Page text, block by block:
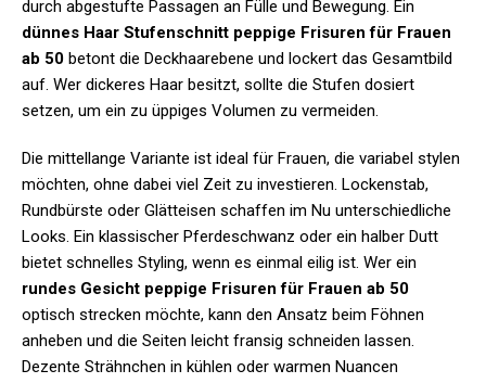
durch abgestufte Passagen an Fülle und Bewegung. Ein
dünnes Haar Stufenschnitt peppige Frisuren für Frauen
ab 50 betont die Deckhaarebene und lockert das Gesamtbild
auf. Wer dickeres Haar besitzt, sollte die Stufen dosiert
setzen, um ein zu üppiges Volumen zu vermeiden.
Die mittellange Variante ist ideal für Frauen, die variabel stylen
möchten, ohne dabei viel Zeit zu investieren. Lockenstab,
Rundbürste oder Glätteisen schaffen im Nu unterschiedliche
Looks. Ein klassischer Pferdeschwanz oder ein halber Dutt
bietet schnelles Styling, wenn es einmal eilig ist. Wer ein
rundes Gesicht peppige Frisuren für Frauen ab 50
optisch strecken möchte, kann den Ansatz beim Föhnen
anheben und die Seiten leicht fransig schneiden lassen.
Dezente Strähnchen in kühlen oder warmen Nuancen